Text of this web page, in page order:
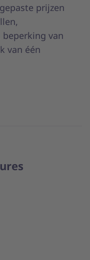
prijzen
van
van één